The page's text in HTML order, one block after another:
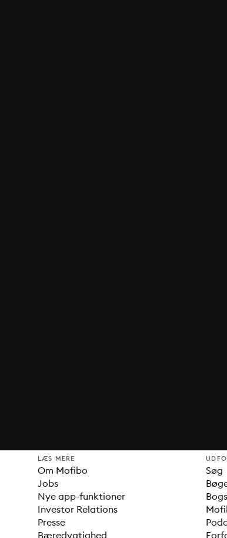
LÆS MERE
Om Mofibo
Jobs
Nye app-funktioner
Investor Relations
Presse
Bæredygtighed
Søg